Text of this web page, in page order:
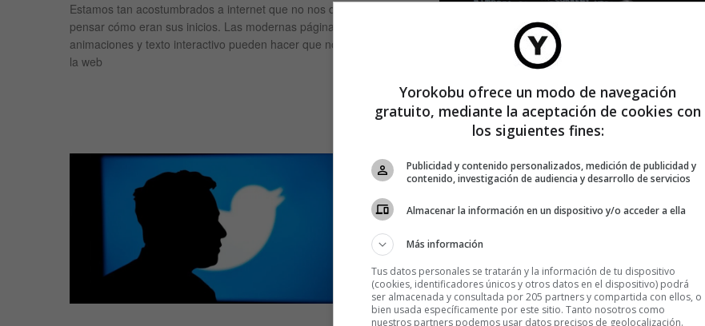
Estamos tan acostumbrados a internet que no nos detenemos a
pensar cómo eran sus inicios. Las modernas páginas con vídeos,
animaciones y texto interactivo pueden hacer que nos olvidemos que
la web
DIGITAL
Musk agita el nido: Twitter se
convierte en el salvaje oeste digital
La adquisición de Twitter por Elon Musk en octubre de 2022 marcó
un hito en la breve historia de las redes sociales. Con un costo de
44.000 millones de dólares, la compra
Yorokobu ofrece un modo de navegación
gratuito, mediante la aceptación de cookies con
los siguientes fines:
Publicidad y contenido personalizados, medición de publicidad y
contenido, investigación de audiencia y desarrollo de servicios
Almacenar la información en un dispositivo y/o acceder a ella
Más información
Tus datos personales se tratarán y la información de tu dispositivo
(cookies, identificadores únicos y otros datos en el dispositivo) podrá
ser almacenada y consultada por 205 partners y compartida con ellos, o
bien usada específicamente por este sitio. Tanto nosotros como
nuestros partners podemos usar datos precisos de geolocalización.